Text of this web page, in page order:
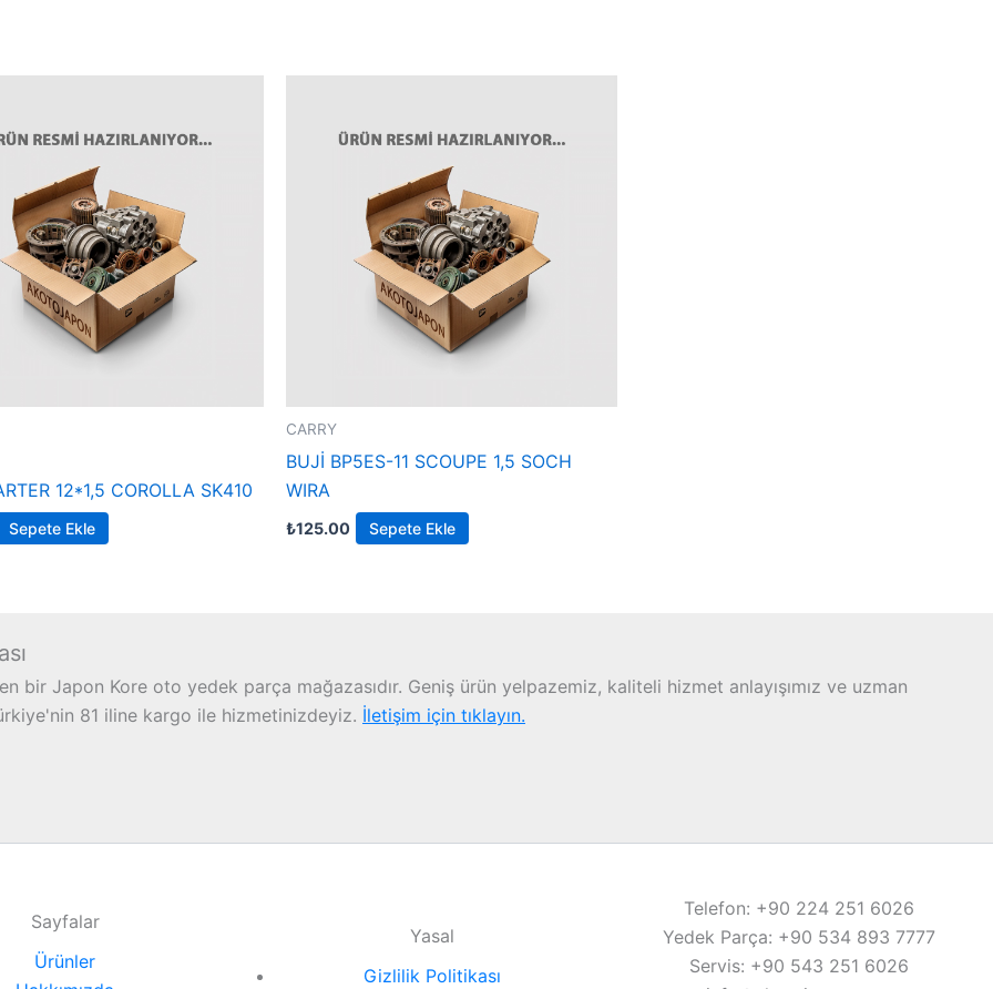
12*1,5 COROLLA SK410
Sepete Ekle
CARRY
BUJİ BP5ES-11 SCOUPE 1,5 SOCH
WIRA
₺125.00 Sepete Ekle
bir Japon Kore oto yedek parça mağazasıdır. Geniş ürün yelpazemiz, kaliteli hizmet anlayışımız ve uzman
81 iline kargo ile hizmetinizdeyiz. İletişim için tıklayın.
Sayfalar
Ürünler
Yasal
Gizlilik Politikası
Telefon: +90 224 251 6026
Yedek Parça: +90 534 893 7777
Servis: +90 543 251 6026